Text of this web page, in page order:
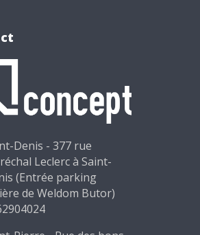
Denis - 377 rue
Leclerc à Saint-
(Entrée parking
de Weldom Butor)